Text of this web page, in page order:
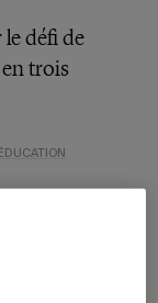
défi de
trois
ÉDUCATION